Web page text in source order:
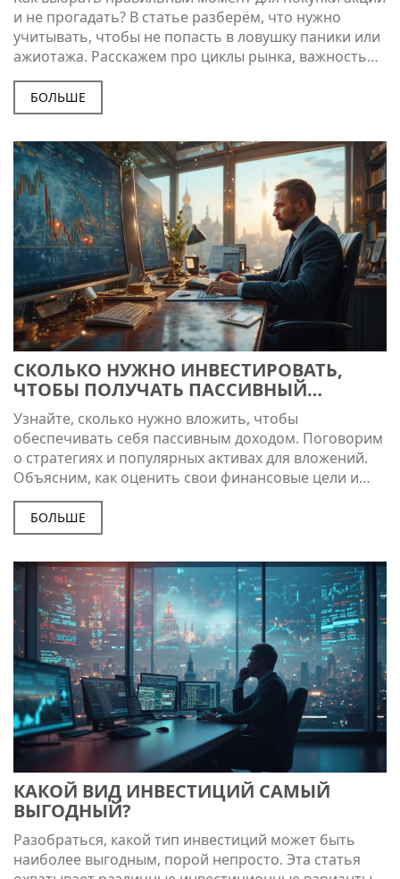
и не прогадать? В статье разберём, что нужно
учитывать, чтобы не попасть в ловушку паники или
ажиотажа. Расскажем про циклы рынка, важность
личной стратегии и как новости могут мешать
зарабатывать. Дадим конкретные советы, чтобы
ваши решения были взвешенными. Всё просто,
БОЛЬШЕ
СКОЛЬКО НУЖНО ИНВЕСТИРОВАТЬ,
ЧТОБЫ ПОЛУЧАТЬ ПАССИВНЫЙ
ДОХОД?
Узнайте, сколько нужно вложить, чтобы
обеспечивать себя пассивным доходом. Поговорим
о стратегиях и популярных активах для вложений.
Объясним, как оценить свои финансовые цели и
составить портфель. Разберёмся, что такое
доходность и как её увеличить. Предоставим советы
и примеры, которые могут стать основой для
БОЛЬШЕ
КАКОЙ ВИД ИНВЕСТИЦИЙ САМЫЙ
ВЫГОДНЫЙ?
Разобраться, какой тип инвестиций может быть
наиболее выгодным, порой непросто. Эта статья